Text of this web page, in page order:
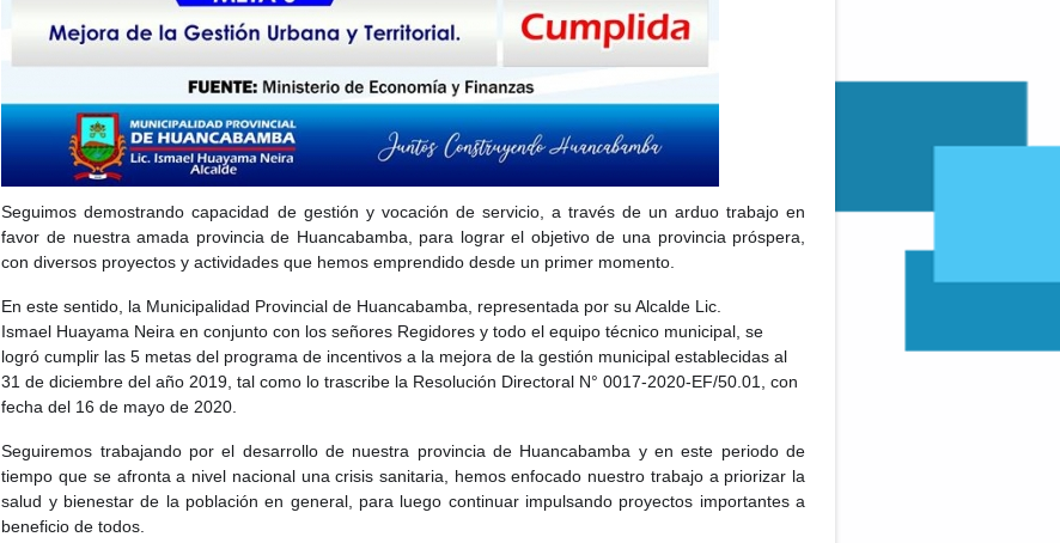
Seguimos demostrando capacidad de gestión y vocación de servicio, a través de un arduo trabajo en
favor de nuestra amada provincia de Huancabamba, para lograr el objetivo de una provincia próspera,
con diversos proyectos y actividades que hemos emprendido desde un primer momento.
En este sentido, la Municipalidad Provincial de Huancabamba, representada por su Alcalde Lic.
Ismael Huayama Neira en conjunto con los señores Regidores y todo el equipo técnico municipal, se
logró cumplir las 5 metas del programa de incentivos a la mejora de la gestión municipal establecidas al
31 de diciembre del año 2019, tal como lo trascribe la Resolución Directoral N° 0017-2020-EF/50.01, con
fecha del 16 de mayo de 2020.
Seguiremos trabajando por el desarrollo de nuestra provincia de Huancabamba y en este periodo de
tiempo que se afronta a nivel nacional una crisis sanitaria, hemos enfocado nuestro trabajo a priorizar la
salud y bienestar de la población en general, para luego continuar impulsando proyectos importantes a
beneficio de todos.